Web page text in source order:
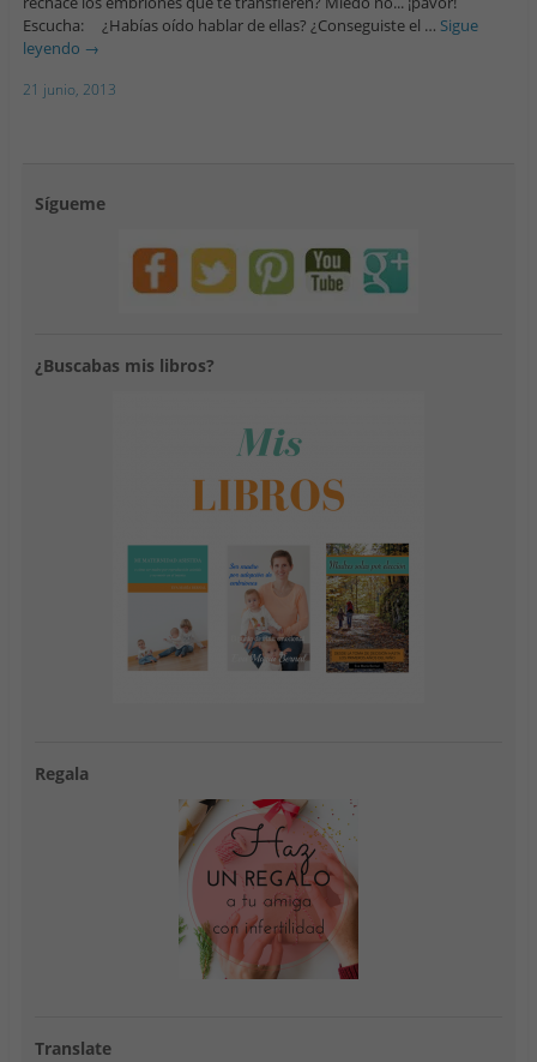
Escucha: ¿Habías oído hablar de ellas? ¿Conseguiste el … Sigue
leyendo →
21 junio, 2013
Sígueme
¿Buscabas mis libros?
Regala
Translate